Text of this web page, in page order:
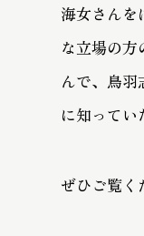
海女さんを
な立場の方
んで、鳥
に知ってい
ぜひご覧く